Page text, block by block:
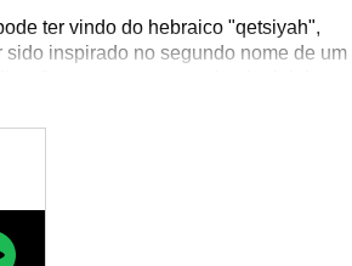
ter vindo do hebraico "qetsiyah",
inspirado no segundo nome de um
que ao propor a primeira lei de
inteligente, de bom gosto e com um
em frases de Cássio. Admire-se